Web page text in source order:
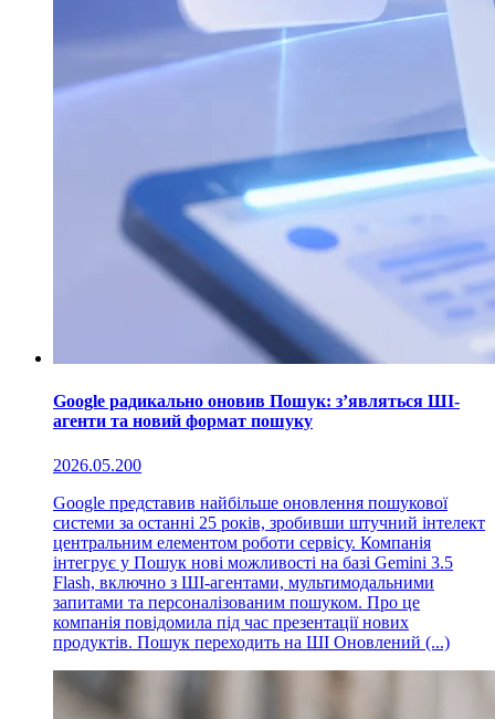
Google радикально оновив Пошук: з’являться ШІ-
агенти та новий формат пошуку
2026.05.200
Google представив найбільше оновлення пошукової
системи за останні 25 років, зробивши штучний інтелект
центральним елементом роботи сервісу. Компанія
інтегрує у Пошук нові можливості на базі Gemini 3.5
Flash, включно з ШІ-агентами, мультимодальними
запитами та персоналізованим пошуком. Про це
компанія повідомила під час презентації нових
продуктів. Пошук переходить на ШІ Оновлений (...)